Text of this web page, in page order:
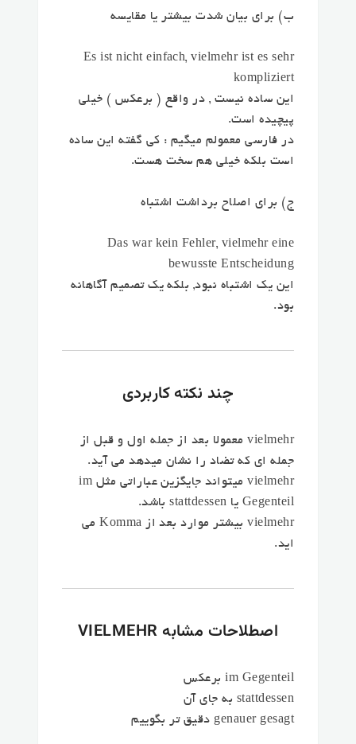
ب) برای بیان شدت بیشتر یا مقایسه
Es ist nicht einfach, vielmehr ist es sehr
kompliziert
این ساده نیست , در واقع ( برعکس ) خیلی
پیچیده است.
در فارسی معمولم میگیم : کی گفته این ساده
است بلکه خیلی هم سخت هست.
ج) برای اصلاح برداشت اشتباه
Das war kein Fehler, vielmehr eine
bewusste Entscheidung
این یک اشتباه نبود, بلکه یک تصمیم آگاهانه
بود.
چند نکته کاربردی
vielmehr معمولا بعد از جمله اول و قبل از
جمله ای که تضاد را نشان میدهد می آید.
vielmehr میتواند جایگزین عباراتی مثل im
Gegenteil یا stattdessen باشد.
vielmehr بیشتر موارد بعد از Komma می
اید.
اصطلاحات مشابه VIELMEHR
im Gegenteil برعکس
stattdessen به جای آن
genauer gesagt دقیق تر بگوییم